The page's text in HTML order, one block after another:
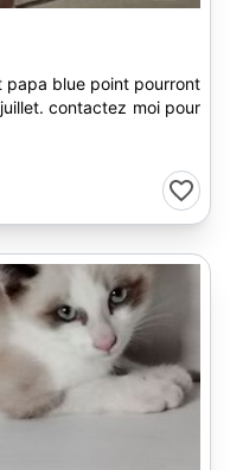
point pourront
pour